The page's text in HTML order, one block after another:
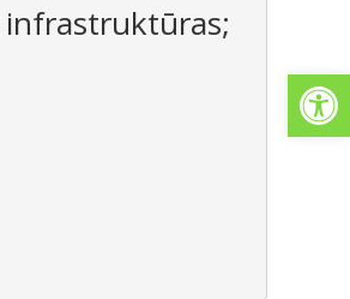
infrastruktūras;